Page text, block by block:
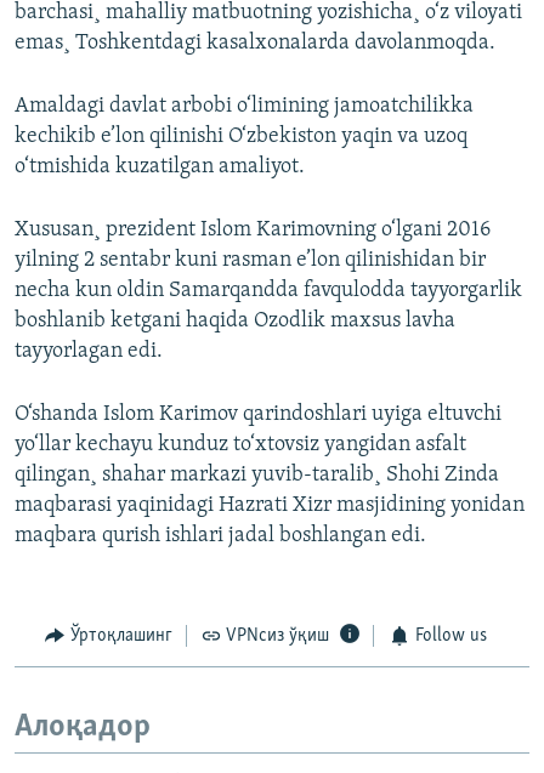
barchasi¸ mahalliy matbuotning yozishicha¸ o‘z viloyati
emas¸ Toshkentdagi kasalxonalarda davolanmoqda.
Amaldagi davlat arbobi o‘limining jamoatchilikka
kechikib e’lon qilinishi O‘zbekiston yaqin va uzoq
o‘tmishida kuzatilgan amaliyot.
Xususan¸ prezident Islom Karimovning o‘lgani 2016
yilning 2 sentabr kuni rasman e’lon qilinishidan bir
necha kun oldin Samarqandda favqulodda tayyorgarlik
boshlanib ketgani haqida Ozodlik maxsus lavha
tayyorlagan edi.
O‘shanda Islom Karimov qarindoshlari uyiga eltuvchi
yo‘llar kechayu kunduz to‘xtovsiz yangidan asfalt
qilingan¸ shahar markazi yuvib-taralib¸ Shohi Zinda
maqbarasi yaqinidagi Hazrati Xizr masjidining yonidan
maqbara qurish ishlari jadal boshlangan edi.
Ўртоқлашинг VPNсиз ўқиш Follow us
Алоқадор